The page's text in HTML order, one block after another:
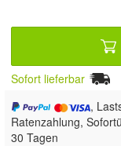
Sofort lieferbar
,
Ratenzahlung,
30 Tagen